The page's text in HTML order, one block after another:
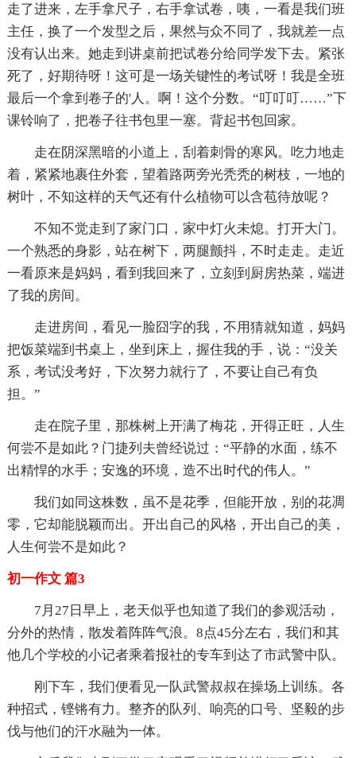
走了进来，左手拿尺子，右手拿试卷，咦，一看是我们班
主任，换了一个发型之后，果然与众不同了，我就差一点
没有认出来。她走到讲桌前把试卷分给同学发下去。紧张
死了，好期待呀！这可是一场关键性的考试呀！我是全班
最后一个拿到卷子的'人。啊！这个分数。“叮叮叮……”下
课铃响了，把卷子往书包里一塞。背起书包回家。
走在阴深黑暗的小道上，刮着刺骨的寒风。吃力地走
着，紧紧地裹住外套，望着路两旁光秃秃的树枝，一地的
树叶，不知这样的天气还有什么植物可以含苞待放呢？
不知不觉走到了家门口，家中灯火未熄。打开大门。
一个熟悉的身影，站在树下，两腿颤抖，不时走走。走近
一看原来是妈妈，看到我回来了，立刻到厨房热菜，端进
了我的房间。
走进房间，看见一脸囧字的我，不用猜就知道，妈妈
把饭菜端到书桌上，坐到床上，握住我的手，说：“没关
系，考试没考好，下次努力就行了，不要让自己有负
担。”
走在院子里，那株树上开满了梅花，开得正旺，人生
何尝不是如此？门捷列夫曾经说过：“平静的水面，练不
出精悍的水手；安逸的环境，造不出时代的伟人。”
我们如同这株数，虽不是花季，但能开放，别的花凋
零，它却能脱颖而出。开出自己的风格，开出自己的美，
人生何尝不是如此？
初一作文 篇3
7月27日早上，老天似乎也知道了我们的参观活动，
分外的热情，散发着阵阵气浪。8点45分左右，我们和其
他几个学校的小记者乘着报社的专车到达了市武警中队。
刚下车，我们便看见一队武警叔叔在操场上训练。各
种招式，铿锵有力。整齐的队列、响亮的口号、坚毅的步
伐与他们的汗水融为一体。